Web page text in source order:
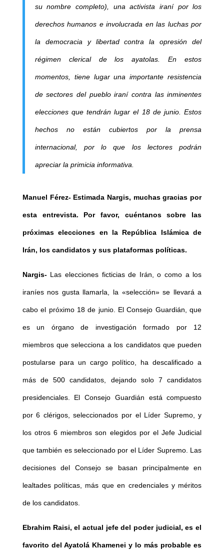
su nombre completo), una activista iraní por los
derechos humanos e involucrada en las luchas por
la democracia y libertad contra la opresión del
régimen clerical de los ayatolas. En estos
momentos, tiene lugar una importante resistencia
de sectores del pueblo iraní contra las inminentes
elecciones que tendrán lugar el 18 de junio. Estos
hechos no están cubiertos por la prensa
internacional, por lo que los lectores podrán
apreciar la primicia informativa.
Manuel Férez-Estimada Nargis, muchas gracias por
esta entrevista. Por favor, cuéntanos sobre las
próximas elecciones en la República Islámica de
Irán, los candidatos y sus plataformas políticas.
Nargis-Las elecciones ficticias de Irán, o como a los
iraníes nos gusta llamarla, la «selección» se llevará a
cabo el próximo 18 de junio. El Consejo Guardián, que
es un órgano de investigación formado por 12
miembros que selecciona a los candidatos que pueden
postularse para un cargo político, ha descalificado a
más de 500 candidatos, dejando solo 7 candidatos
presidenciales. El Consejo Guardián está compuesto
por 6 clérigos, seleccionados por el Líder Supremo, y
los otros 6 miembros son elegidos por el Jefe Judicial
que también es seleccionado por el Líder Supremo. Las
decisiones del Consejo se basan principalmente en
lealtades políticas, más que en credenciales y méritos
de los candidatos.
Ebrahim Raisi, el actual jefe del poder judicial, es el
favorito del Ayatolá Khamenei y lo más probable es